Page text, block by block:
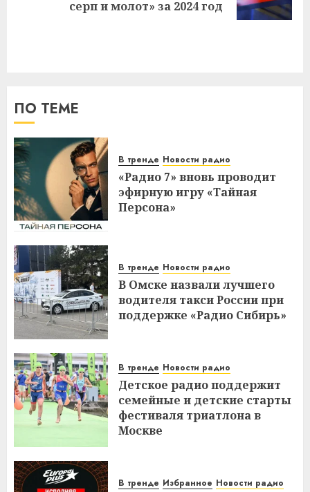
серп и молот» за 2024 год
ПО ТЕМЕ
В тренде Новости радио
«Радио 7» вновь проводит
эфирную игру «Тайная
Персона»
В тренде Новости радио
В Омске назвали лучшего
водителя такси России при
поддержке «Радио Сибирь»
В тренде Новости радио
Детское радио поддержит
семейные и детские старты
фестиваля триатлона в
Москве
В тренде Избранное Новости радио